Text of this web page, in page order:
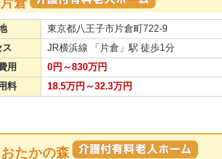
東京都八王子市片倉町722-9
ス
JR横浜線 「片倉」駅 徒歩1分
用
0円～830万円
料
18.5万円～32.3万円
たかの森